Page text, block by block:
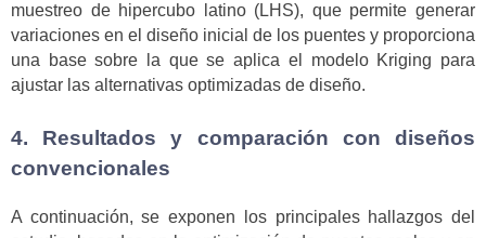
muestreo de hipercubo latino (LHS), que permite generar
variaciones en el diseño inicial de los puentes y proporciona
una base sobre la que se aplica el modelo Kriging para
ajustar las alternativas optimizadas de diseño.
4. Resultados y comparación con diseños
convencionales
A continuación, se exponen los principales hallazgos del